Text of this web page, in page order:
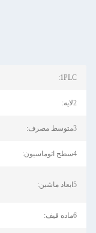
1PLC:
2لایه:
3متوسط مصرف:
4سطح اتوماسیون:
5ابعاد ماشین:
6ماده قیف: